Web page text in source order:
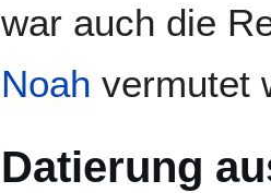
war auch die
Noah vermutet
Datierung